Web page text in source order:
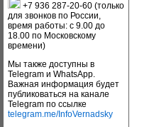
+7 936 287-20-60 (только
для звонков по России,
время работы: с 9.00 до
18.00 по Московскому
времени)
Мы также доступны в
Telegram и WhatsApp.
Важная информация будет
публиковаться на канале
Telegram по ссылке
telegram.me/InfoVernadsky